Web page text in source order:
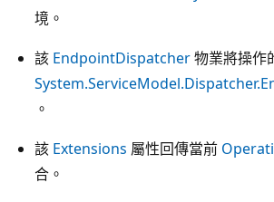
境。
該 EndpointDispatcher物業將操作
。
該 Extensions 屬性回傳當前
合。